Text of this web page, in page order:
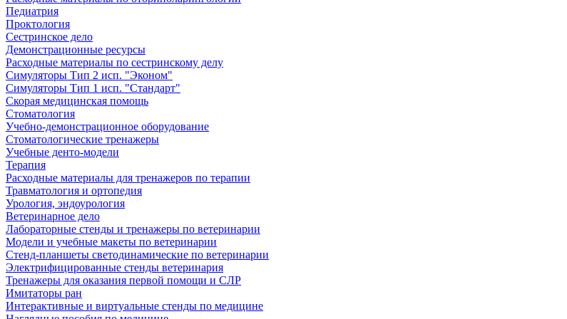
Педиатрия
Проктология
Сестринское дело
Демонстрационные ресурсы
Расходные материалы по сестринскому делу
Симуляторы Тип 2 исп. "Эконом"
Симуляторы Тип 1 исп. "Стандарт"
Скорая медицинская помощь
Стоматология
Учебно-демонстрационное оборудование
Стоматологические тренажеры
Учебные денто-модели
Терапия
Расходные материалы для тренажеров по терапии
Травматология и ортопедия
Урология, эндоурология
Ветеринарное дело
Лабораторные стенды и тренажеры по ветеринарии
Модели и учебные макеты по ветеринарии
Стенд-планшеты светодинамические по ветеринарии
Электрифицированные стенды ветеринария
Тренажеры для оказания первой помощи и СЛР
Имитаторы ран
Интерактивные и виртуальные стенды по медицине